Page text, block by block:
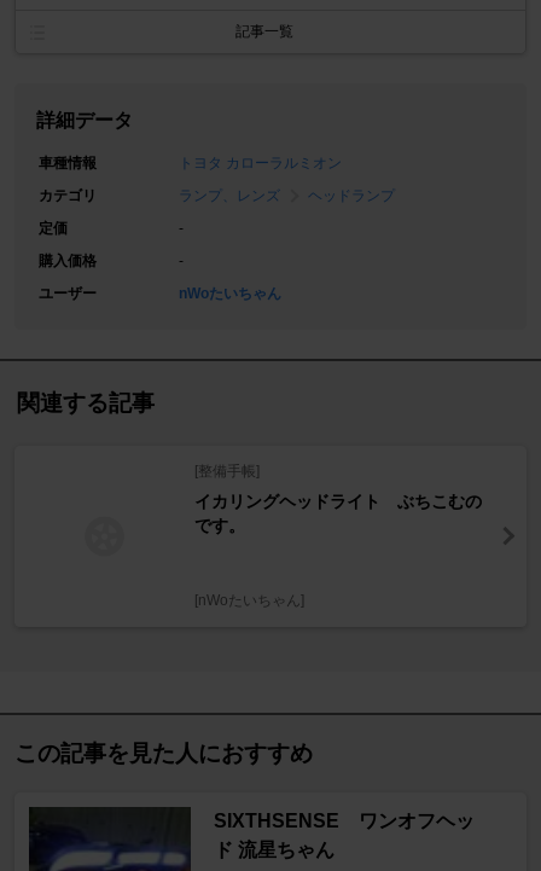
記事一覧
詳細データ
車種情報
トヨタ カローラルミオン
カテゴリ
ランプ、レンズ
ヘッドランプ
定価
-
購入価格
-
ユーザー
nWoたいちゃん
関連する記事
[整備手帳]
イカリングヘッドライト ぶちこむの
です。
[nWoたいちゃん]
この記事を見た人におすすめ
SIXTHSENSE ワンオフヘッ
ド 流星ちゃん